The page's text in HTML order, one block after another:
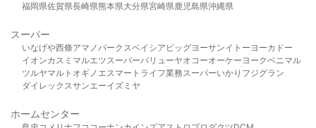
福岡県佐賀県長崎県熊本県大分県宮崎県鹿児島県沖縄県
スーパー
いなげや西條アマノパークスベイシア ビッグヨーサンイトーヨーカドー
イオンカスミ マルエツスーパーバリューヤオコーオーケー ヨークベニマル
ツルヤマルト オギノ エスマート ライフ業務スーパーいかり フジグラン
ダイレックスサンエーイズミヤ
ホームセンター